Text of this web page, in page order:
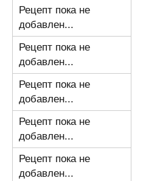
Рецепт пока не
добавлен...
Рецепт пока не
добавлен...
Рецепт пока не
добавлен...
Рецепт пока не
добавлен...
Рецепт пока не
добавлен...